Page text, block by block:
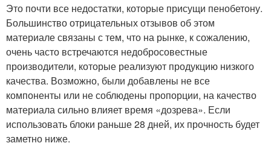
Это почти все недостатки, которые присущи пенобетону.
Большинство отрицательных отзывов об этом
материале связаны с тем, что на рынке, к сожалению,
очень часто встречаются недобросовестные
производители, которые реализуют продукцию низкого
качества. Возможно, были добавлены не все
компоненты или не соблюдены пропорции, на качество
материала сильно влияет время «дозрева». Если
использовать блоки раньше 28 дней, их прочность будет
заметно ниже.